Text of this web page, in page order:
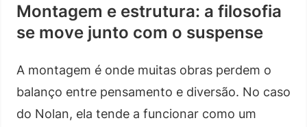
Montagem e estrutura: a filosofia
se move junto com o suspense
A montagem é onde muitas obras perdem o
balanço entre pensamento e diversão. No caso
do Nolan, ela tende a funcionar como um